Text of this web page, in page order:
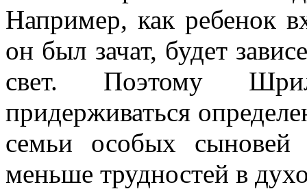
Например, как ребенок
он был зачат, будет
свет. Поэтому
придерживаться
семьи особых
меньше трудностей в